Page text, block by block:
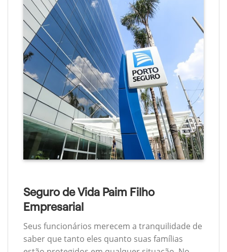
Seguro de Vida Paim Filho
Empresarial
Seus funcionários merecem a tranquilidade de
saber que tanto eles quanto suas famílias